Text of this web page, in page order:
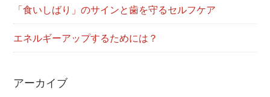
「食いしばり」のサインと歯を守るセルフケア
エネルギーアップするためには？
アーカイブ